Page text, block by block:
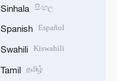
Sinhala සිංහල
Spanish Español
Swahili Kiswahili
Tamil தமிழ்